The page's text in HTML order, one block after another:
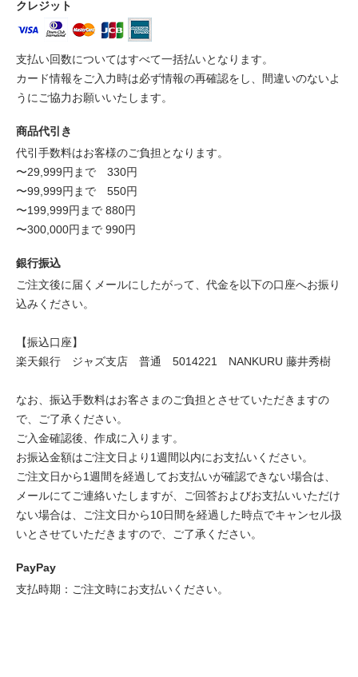
クレジット
支払い回数についてはすべて一括払いとなります。
カード情報をご入力時は必ず情報の再確認をし、間違いのないよ
うにご協力お願いいたします。
商品代引き
代引手数料はお客様のご負担となります。
〜29,999円まで 330円
〜99,999円まで 550円
〜199,999円まで 880円
〜300,000円まで 990円
銀行振込
ご注文後に届くメールにしたがって、代金を以下の口座へお振り
込みください。
【振込口座】
楽天銀行 ジャズ支店 普通 5014221 NANKURU 藤井秀樹
なお、振込手数料はお客さまのご負担とさせていただきますの
で、ご了承ください。
ご入金確認後、作成に入ります。
お振込金額はご注文日より1週間以内にお支払いください。
ご注文日から1週間を経過してお支払いが確認できない場合は、
メールにてご連絡いたしますが、ご回答およびお支払いいただけ
ない場合は、ご注文日から10日間を経過した時点でキャンセル扱
いとさせていただきますので、ご了承ください。
PayPay
支払時期：ご注文時にお支払いください。